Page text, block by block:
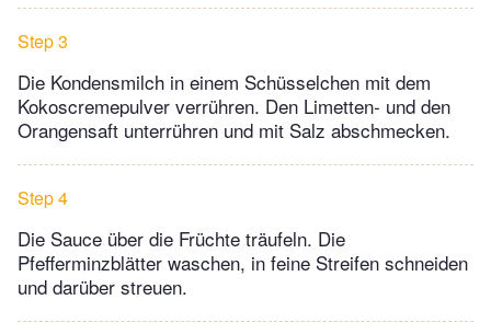
Step 3
Die Kondensmilch in einem Schüsselchen mit dem
Kokoscremepulver verrühren. Den Limetten- und den
Orangensaft unterrühren und mit Salz abschmecken.
Step 4
Die Sauce über die Früchte träufeln. Die
Pfefferminzblätter waschen, in feine Streifen schneiden
und darüber streuen.